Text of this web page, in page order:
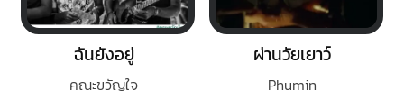
ฉันยังอยู่
คณะขวัญใจ
ผ่านวัยเยาว์
Phumin